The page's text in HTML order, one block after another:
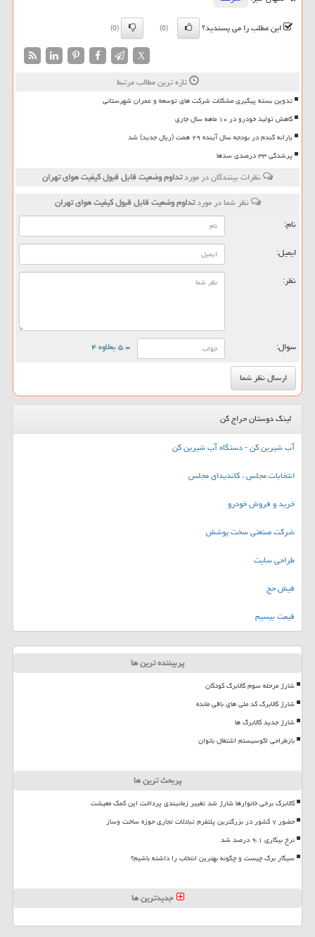
این مطلب را می پسندید؟
(0)
(0)
X
تازه ترین مطالب مرتبط
تدوین بسته پیگیری مشکلات شرکت های توسعه و عمران شهرستانی
کاهش تولید خودرو در ۱۰ ماهه سال جاری
یارانه گندم در بودجه سال آینده ۲۹ همت (ریال جدید) شد
پرشدگی ۳۳ درصدی سدها
نظرات بینندگان در موردتداوم وضعیت قابل قبول کیفیت هوای تهران
نظر شما در موردتداوم وضعیت قابل قبول کیفیت هوای تهران
نام:
ایمیل:
نظر:
سوال: = ۵ بعلاوه ۴
لینک دوستان حراج کن
آب شیرین کن - دستگاه آب شیرین کن
انتخابات مجلس ، کاندیدای مجلس
خرید و فروش خودرو
شرکت صنعتی سخت پوشش
طراحی سایت
فیش حج
قیمت بیسیم
پربیننده ترین ها
شارژ مرحله سوم کالابرگ کودکان
شارژ کالابرگ کد ملی های باقی مانده
شارژ جدید کالابرگ ها
بازطراحی اکوسیستم اشتغال بانوان
پربحث ترین ها
کالابرگ برخی خانوارها شارژ شد تغییر زمانبندی پرداخت این کمک معیشت
حضور ۷ کشور در بزرگترین پلتفرم تبادلات تجاری حوزه ساخت وساز
نرخ بیکاری ۹،۱ درصد شد
سیگار برگ چیست و چگونه بهترین انتخاب را داشته باشیم؟
جدیدترین ها